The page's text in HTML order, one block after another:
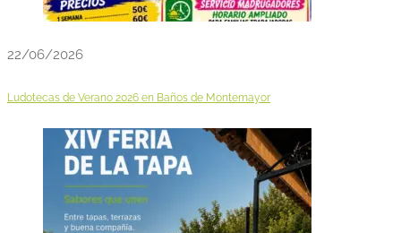
22/06/2026
Ludotecas de Verano 2026 en Baños de Montemayor